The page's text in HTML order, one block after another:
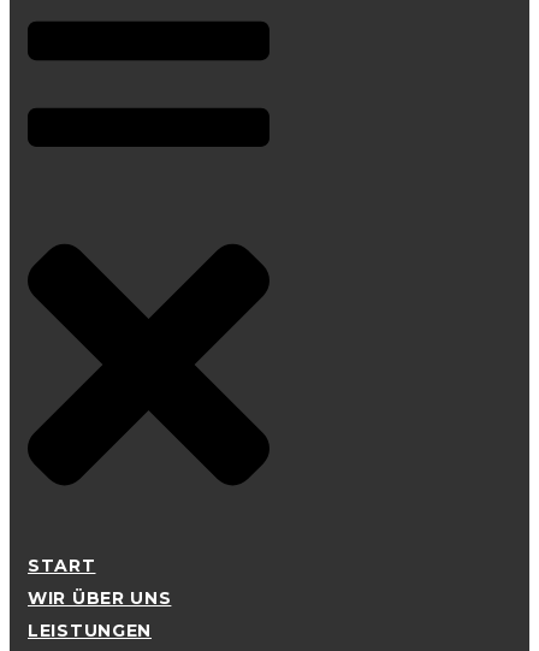
START
WIR ÜBER UNS
LEISTUNGEN